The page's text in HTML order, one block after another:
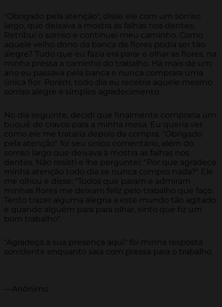
"Obrigado pela atenção", disse ele com um sorriso
largo, que deixava à mostra as falhas nos dentes.
Retribuí o sorriso e continuei meu caminho. Como
aquele velho dono da banca de flores podia ser tão
alegre? Tudo que eu fazia era parar e olhar as flores, na
minha pressa a caminho do trabalho. Há mais de um
ano eu passava pela banca e nunca comprara uma
única flor. Porém, todo dia eu recebia aquele mesmo
sorriso alegre e simples agradecimento.
No dia seguinte, decidi que finalmente compraria um
buquê de cravos para a minha mesa. Eu queria ver
como ele me trataria depois da compra. "Obrigado
pela atenção" foi seu único comentário, além do
sorriso largo que deixava à mostra as falhas nos
dentes. Não resisti e lhe perguntei: "Por que agradece
minha atenção todo dia se nunca compro nada?" Ele
me olhou e disse: "Todos que param e admiram
minhas flores me deixam feliz pelo trabalho que faço.
Tento trazer alguma alegria a este mundo tão agitado
e quando alguém para para olhar, sinto que fiz um
bom trabalho".
"Agradeço a sua presença aqui" foi minha resposta
sorridente enquanto saía com pressa para o trabalho.
—Anônimo